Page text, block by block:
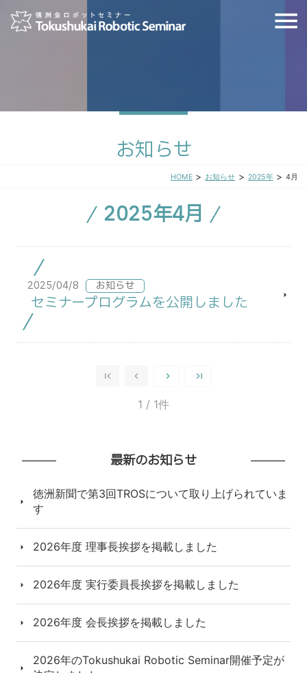
お知らせ
HOME > お知らせ > 2025年 > 4月
2025年4月
セミナープログラムを公開しました
2025/04/8 お知らせ
1 / 1件
最新のお知らせ
徳洲新聞で第3回TROSについて取り上げられていま
す
2026年度 理事長挨拶を掲載しました
2026年度 実行委員長挨拶を掲載しました
2026年度 会長挨拶を掲載しました
2026年のTokushukai Robotic Seminar開催予定が